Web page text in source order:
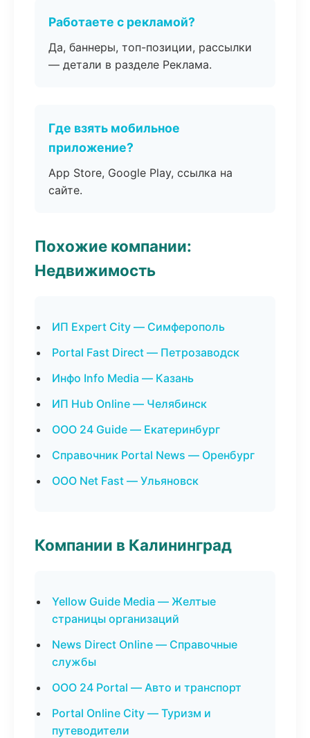
Работаете с рекламой?
Да, баннеры, топ-позиции, рассылки
— детали в разделе Реклама.
Где взять мобильное
приложение?
App Store, Google Play, ссылка на
сайте.
Похожие компании:
Недвижимость
ИП Expert City — Симферополь
Portal Fast Direct — Петрозаводск
Инфо Info Media — Казань
ИП Hub Online — Челябинск
ООО 24 Guide — Екатеринбург
Справочник Portal News — Оренбург
ООО Net Fast — Ульяновск
Компании в Калининград
Yellow Guide Media — Желтые
страницы организаций
News Direct Online — Справочные
службы
ООО 24 Portal — Авто и транспорт
Portal Online City — Туризм и
путеводители